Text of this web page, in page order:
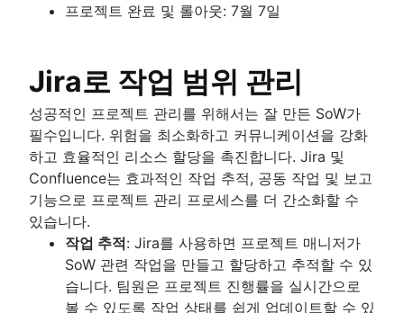
프로젝트 완료 및 롤아웃: 7월 7일
Jira로 작업 범위 관리
성공적인 프로젝트 관리를 위해서는 잘 만든 SoW가
필수입니다. 위험을 최소화하고 커뮤니케이션을 강화
하고 효율적인 리소스 할당을 촉진합니다. Jira 및
Confluence는 효과적인 작업 추적, 공동 작업 및 보고
기능으로 프로젝트 관리 프로세스를 더 간소화할 수
있습니다.
작업 추적: Jira를 사용하면 프로젝트 매니저가
SoW 관련 작업을 만들고 할당하고 추적할 수 있
습니다. 팀원은 프로젝트 진행률을 실시간으로
볼 수 있도록 작업 상태를 쉽게 업데이트할 수 있